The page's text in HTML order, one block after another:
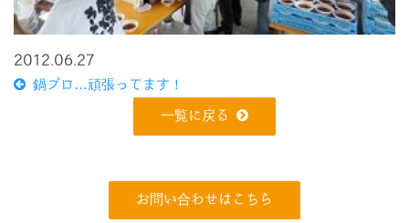
2012.06.27
鍋プロ…頑張ってます！
一覧に戻る
お問い合わせはこちら